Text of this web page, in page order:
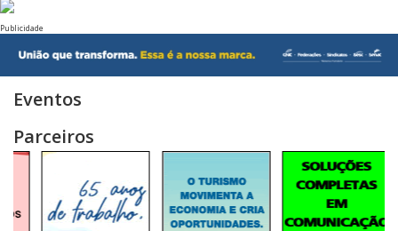
Publicidade
Eventos
Parceiros